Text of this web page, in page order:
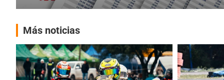
Más noticias